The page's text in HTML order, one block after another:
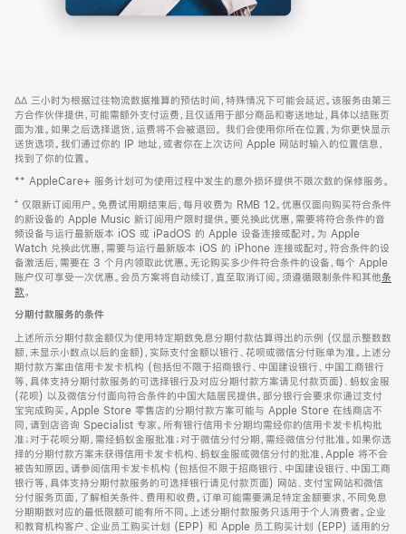
页
页
脚
注
∆∆ 三小时为根据过往物流数据推算的预估时间，特殊情况下可能会延迟。该服务由第三
方合作伙伴提供，可能需额外支付运费，且仅适用于部分商品和寄送地址，具体以结账页
面为准。如果之后选择退货，运费将不会被退回。 我们会使用你所在位置，为你更快显示
送货选项。我们通过你的 IP 地址，或者你在上次访问 Apple 网站时输入的位置信息，
找到了你的位置。
** AppleCare+ 服务计划可为使用过程中发生的意外损坏提供不限次数的保修服务。
⁺ 仅限新订阅用户。免费试用期结束后，每月收费为 RMB 12。优惠仅面向购买符合条件
的新设备的 Apple Music 新订阅用户限时提供。要兑换此优惠，需要将符合条件的音
频设备与运行最新版本 iOS 或 iPadOS 的 Apple 设备连接或配对。为 Apple
Watch 兑换此优惠，需要与运行最新版本 iOS 的 iPhone 连接或配对。符合条件的设
备激活后，需要在 3 个月内领取此优惠。无论购买多少件符合条件的设备，每个 Apple
账户仅可享受一次优惠。会员方案将自动续订，直至取消订阅。须遵循限制条件和其他条
款。
窗
口
中
打
开)
分期付款服务的条件
上述所示分期付款金额仅为使用特定期数免息分期付款估算得出的示例 (仅显示整数数
额，未显示小数点以后的金额)，实际支付金额以银行、花呗或微信分付账单为准。上述分
期付款方案由信用卡发卡机构 (包括但不限于招商银行、中国建设银行、中国工商银行
等，具体支持分期付款服务的可选择银行及对应分期付款方案请见付款页面)、蚂蚁金服
(花呗) 以及微信分付面向符合条件的中国大陆居民提供。部分银行会要求你通过支付
宝完成购买。Apple Store 零售店的分期付款方案可能与 Apple Store 在线商店不
同，请到店咨询 Specialist 专家。所有银行信用卡分期均需经你的信用卡发卡机构批
准；对于花呗分期，需经蚂蚁金服批准；对于微信分付分期，需经微信分付批准。如果你选
择的分期付款方案未获得信用卡发卡机构、蚂蚁金服或微信分付的批准，Apple 将不会
被告知原因。请参阅信用卡发卡机构 (包括但不限于招商银行、中国建设银行、中国工商
银行等，具体支持分期付款服务的可选择银行请见付款页面) 网站、支付宝网站和微信
分付服务页面，了解相关条件、费用和收费。订单可能需要满足特定金额要求，不同免息
分期期数对应的最低限额可能有所不同。上述分期付款服务只适用于个人消费者。企业
和教育机构客户、企业员工购买计划 (EPP) 和 Apple 员工购买计划 (EPP) 适用的分